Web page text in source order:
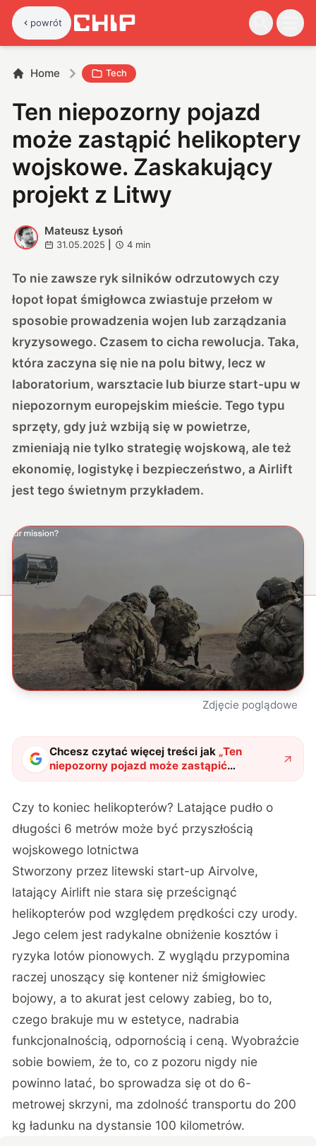
powrót
Home Tech
Ten niepozorny pojazd
może zastąpić helikoptery
wojskowe. Zaskakujący
projekt z Litwy
M
Mateusz Łysoń
31.05.2025 4 min
To nie zawsze ryk silników odrzutowych czy
łopot łopat śmigłowca zwiastuje przełom w
sposobie prowadzenia wojen lub zarządzania
kryzysowego. Czasem to cicha rewolucja. Taka,
która zaczyna się nie na polu bitwy, lecz w
laboratorium, warsztacie lub biurze start-upu w
niepozornym europejskim mieście. Tego typu
sprzęty, gdy już wzbiją się w powietrze,
zmieniają nie tylko strategię wojskową, ale też
ekonomię, logistykę i bezpieczeństwo, a Airlift
jest tego świetnym przykładem.
Zdjęcie poglądowe
Chcesz czytać więcej treści jak „Ten
niepozorny pojazd może zastąpić
helikoptery wojskowe. Zaskakujący projekt
Czy to koniec helikopterów? Latające pudło o
długości 6 metrów może być przyszłością
wojskowego lotnictwa
Stworzony przez litewski start-up Airvolve,
latający Airlift nie stara się prześcignąć
helikopterów pod względem prędkości czy urody.
Jego celem jest radykalne obniżenie kosztów i
ryzyka lotów pionowych. Z wyglądu przypomina
raczej unoszący się kontener niż śmigłowiec
bojowy, a to akurat jest celowy zabieg, bo to,
czego brakuje mu w estetyce, nadrabia
funkcjonalnością, odpornością i ceną. Wyobraźcie
sobie bowiem, że to, co z pozoru nigdy nie
powinno latać, bo sprowadza się ot do 6-
metrowej skrzyni, ma zdolność transportu do 200
kg ładunku na dystansie 100 kilometrów.